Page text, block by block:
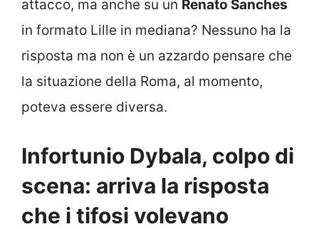
attacco, ma anche su un Renato Sanches
in formato Lille in mediana? Nessuno ha la
risposta ma non è un azzardo pensare che
la situazione della Roma, al momento,
poteva essere diversa.
Infortunio Dybala, colpo di
scena: arriva la risposta
che i tifosi volevano